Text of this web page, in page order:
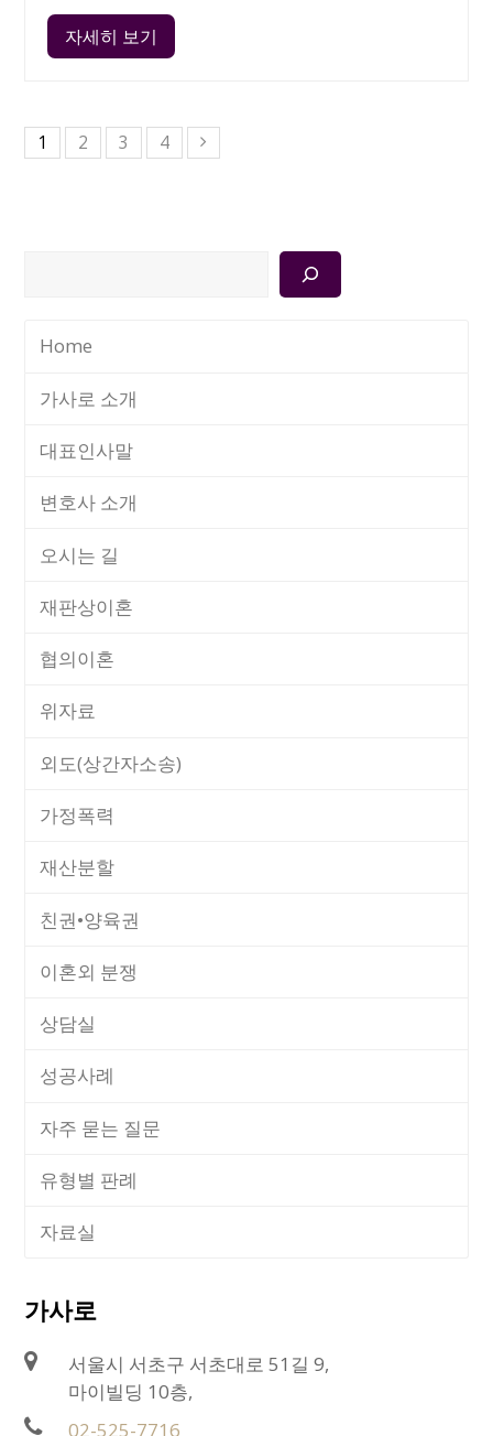
자세히 보기
1 2 3 4
Home
가사로 소개
대표인사말
변호사 소개
오시는 길
재판상이혼
협의이혼
위자료
외도(상간자소송)
가정폭력
재산분할
친권•양육권
이혼외 분쟁
상담실
성공사례
자주 묻는 질문
유형별 판례
자료실
가사로
서울시 서초구 서초대로 51길 9,
마이빌딩 10층,
02-525-7716